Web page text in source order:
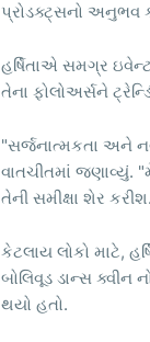
પ્રોડક્ટ્સનો અનુભવ
હર્ષિતાએ સમગ્ર
તેના ફોલોઅર્સને
"સર્જનાત્મકતા અને
વાતચીતમાં
તેની સમીક્ષા શેર
કેટલાય લોકો માટે,
બોલિવૂડ ડાન્સ ક્વીન
થયો હતો.